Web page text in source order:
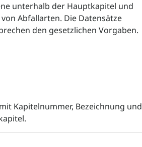
unterhalb der Hauptkapitel und
Abfallarten. Die Datensätze
den gesetzlichen Vorgaben.
Kapitelnummer, Bezeichnung und